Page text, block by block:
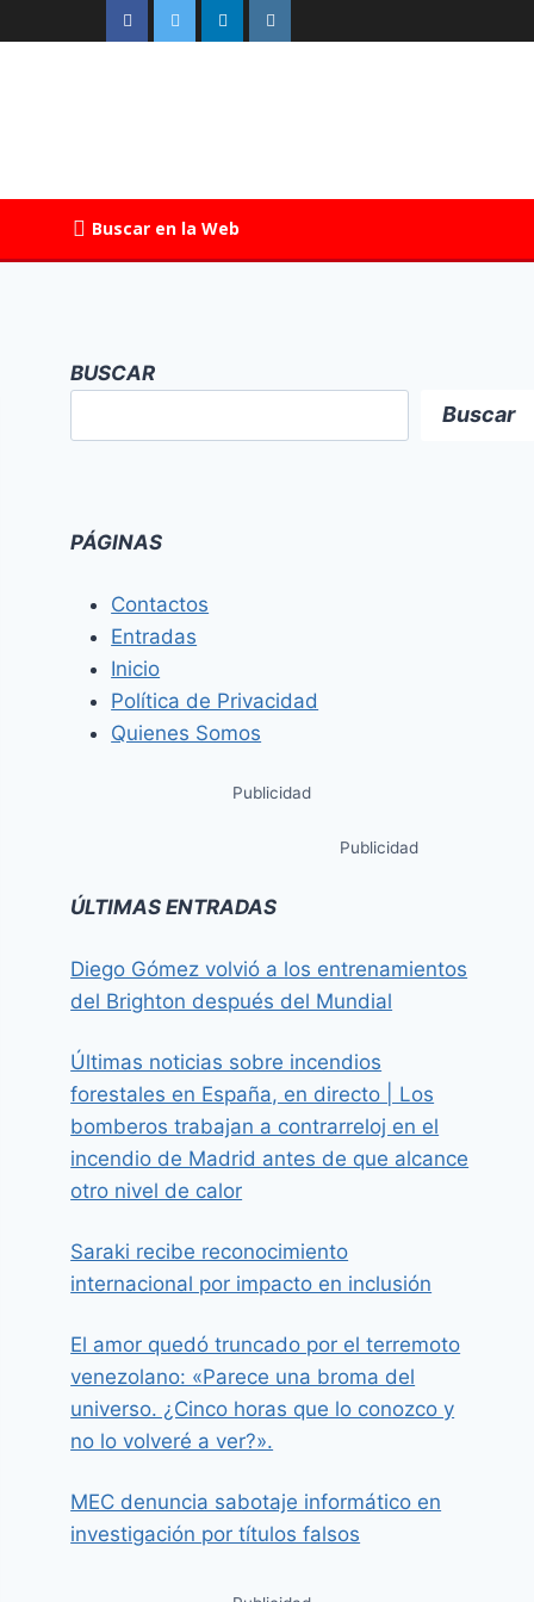
Buscar en la Web
BUSCAR
Buscar
PÁGINAS
Contactos
Entradas
Inicio
Política de Privacidad
Quienes Somos
Publicidad
Publicidad
ÚLTIMAS ENTRADAS
Diego Gómez volvió a los entrenamientos
del Brighton después del Mundial
Últimas noticias sobre incendios
forestales en España, en directo | Los
bomberos trabajan a contrarreloj en el
incendio de Madrid antes de que alcance
otro nivel de calor
Saraki recibe reconocimiento
internacional por impacto en inclusión
El amor quedó truncado por el terremoto
venezolano: «Parece una broma del
universo. ¿Cinco horas que lo conozco y
no lo volveré a ver?».
MEC denuncia sabotaje informático en
investigación por títulos falsos